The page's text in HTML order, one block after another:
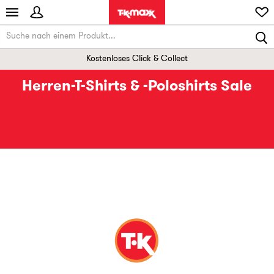
Kostenloses Click & Collect
Herren-T-Shirts & -Poloshirts Sale